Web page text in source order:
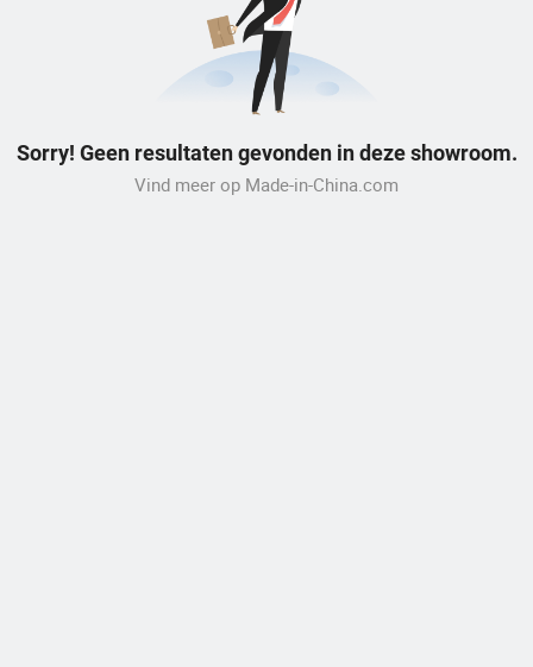
Sorry! Geen resultaten gevonden in deze showroom.
Vind meer op Made-in-China.com